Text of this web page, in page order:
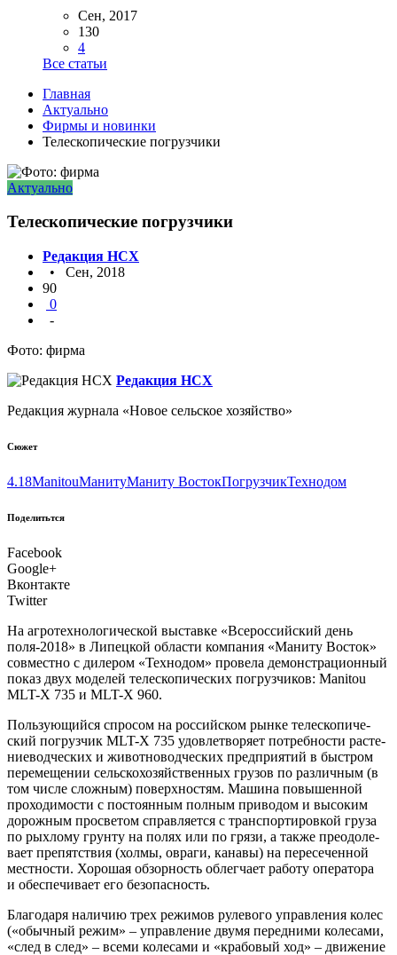
Сен, 2017
130
4
Все статьи
Главная
Актуально
Фирмы и новинки
Телескопические погрузчики
Актуально
Телескопические погрузчики
Редакция НСХ
• Сен, 2018
90
0
-
Фото: фирма
Редакция НСХ
Редакция журнала «Новое сельское хозяйство»
Сюжет
4.18ManitouМанитуМаниту ВостокПогрузчикТехнодом
Поделитьтся
Facebook
Google+
Вконтакте
Twitter
На агро­тех­но­ло­ги­че­ской выстав­ке «Все­рос­сий­ский день
поля-2018» в Липец­кой обла­сти ком­па­ния «Мани­ту Восток»
сов­мест­но с диле­ром «Тех­но­дом» про­ве­ла демон­стра­ци­он­ный
показ двух моде­лей теле­ско­пи­че­ских погруз­чи­ков: Manitou
MLT-X 735 и MLT-X 960.
Поль­зу­ю­щий­ся спро­сом на рос­сий­ском рын­ке теле­ско­пи­че­
ский погруз­чик MLT-X 735 удо­вле­тво­ря­ет потреб­но­сти рас­те­
ние­вод­че­ских и живот­но­вод­че­ских пред­при­я­тий в быст­ром
пере­ме­ще­нии сель­ско­хо­зяй­ствен­ных гру­зов по раз­лич­ным (в
том чис­ле слож­ным) поверх­но­стям. Маши­на повы­шен­ной
про­хо­ди­мо­сти с посто­ян­ным пол­ным при­во­дом и высо­ким
дорож­ным про­све­том справ­ля­ет­ся с транс­пор­ти­ров­кой гру­за
по рых­ло­му грун­ту на полях или по гря­зи, а так­же пре­одо­ле­
ва­ет пре­пят­ствия (хол­мы, овра­ги, кана­вы) на пере­се­чен­ной
мест­но­сти. Хоро­шая обзор­ность облег­ча­ет рабо­ту опе­ра­то­ра
и обес­пе­чи­ва­ет его безопасность.
Бла­го­да­ря нали­чию трех режи­мов руле­во­го управ­ле­ния колес
(«обыч­ный режим» – управ­ле­ние дву­мя перед­ни­ми коле­са­ми,
«след в след» – все­ми коле­са­ми и «кра­бо­вый ход» – дви­же­ние